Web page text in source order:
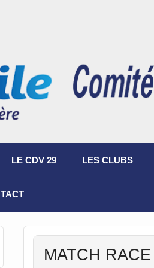
LE CDV 29 LES CLUBS
MATCH RACE